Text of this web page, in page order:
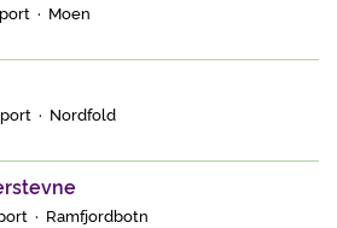
· Moen
· Nordfold
· Ramfjordbotn